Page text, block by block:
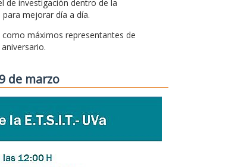
de investigación dentro de la
mejorar día a día.
máximos representantes de
de marzo